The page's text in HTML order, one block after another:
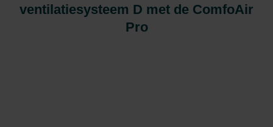
ventilatiesysteem D met de ComfoAir
Pro